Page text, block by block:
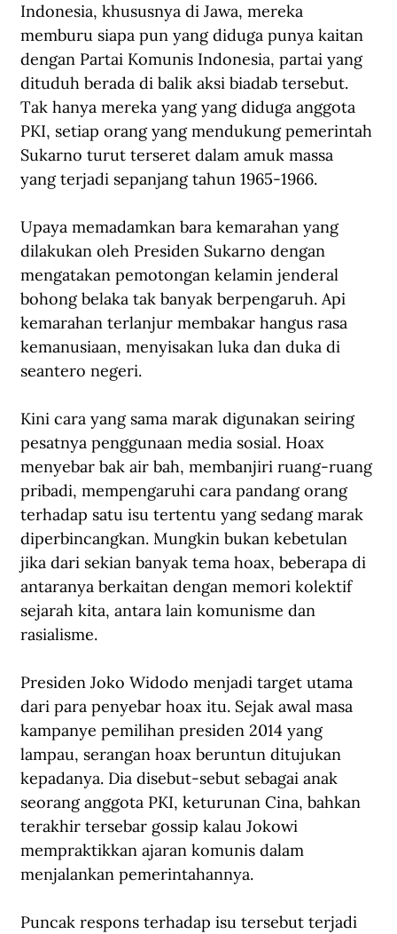
Indonesia, khususnya di Jawa, mereka
memburu siapa pun yang diduga punya kaitan
dengan Partai Komunis Indonesia, partai yang
dituduh berada di balik aksi biadab tersebut.
Tak hanya mereka yang yang diduga anggota
PKI, setiap orang yang mendukung pemerintah
Sukarno turut terseret dalam amuk massa
yang terjadi sepanjang tahun 1965-1966.
Upaya memadamkan bara kemarahan yang
dilakukan oleh Presiden Sukarno dengan
mengatakan pemotongan kelamin jenderal
bohong belaka tak banyak berpengaruh. Api
kemarahan terlanjur membakar hangus rasa
kemanusiaan, menyisakan luka dan duka di
seantero negeri.
Kini cara yang sama marak digunakan seiring
pesatnya penggunaan media sosial. Hoax
menyebar bak air bah, membanjiri ruang-ruang
pribadi, mempengaruhi cara pandang orang
terhadap satu isu tertentu yang sedang marak
diperbincangkan. Mungkin bukan kebetulan
jika dari sekian banyak tema hoax, beberapa di
antaranya berkaitan dengan memori kolektif
sejarah kita, antara lain komunisme dan
rasialisme.
Presiden Joko Widodo menjadi target utama
dari para penyebar hoax itu. Sejak awal masa
kampanye pemilihan presiden 2014 yang
lampau, serangan hoax beruntun ditujukan
kepadanya. Dia disebut-sebut sebagai anak
seorang anggota PKI, keturunan Cina, bahkan
terakhir tersebar gossip kalau Jokowi
mempraktikkan ajaran komunis dalam
menjalankan pemerintahannya.
Puncak respons terhadap isu tersebut terjadi